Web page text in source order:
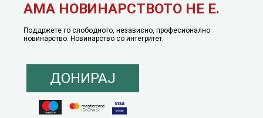
јануари, 1991 година
© 2016 - 2026 Сакам Да Кажам. Сите права задржани |
Понуда за политичко рекламирање
Политика на инклузија
Кодекс на однесување
АМА НОВИНАРСТВОТО НЕ Е.
Поддржете го слободното, независно, професионално
новинарство. Новинарство со интегритет.
ДОНИРАЈ